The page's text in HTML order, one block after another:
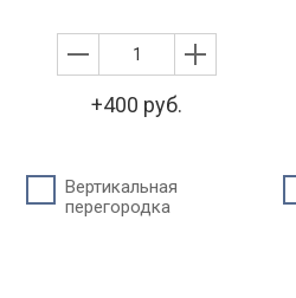
+400 руб.
Вертикальная
перегородка